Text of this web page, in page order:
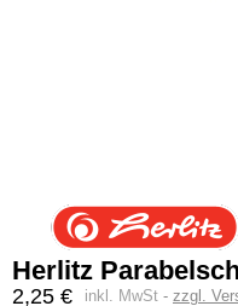
Herlitz
2,25 € inkl. MwSt zzgl.